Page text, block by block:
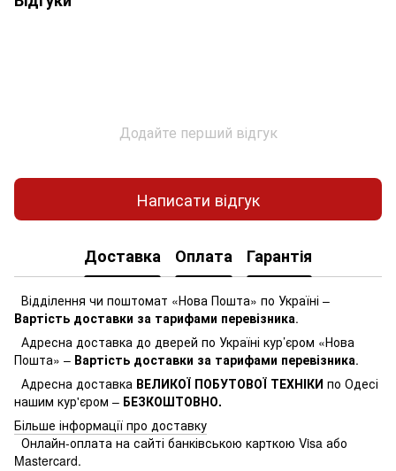
Додайте перший відгук
Написати відгук
Доставка Оплата Гарантія
Відділення чи поштомат «Нова Пошта» по Україні –
Вартість доставки за тарифами перевізника.
Адресна доставка до дверей по Україні кур’єром «Нова
Пошта» – Вартість доставки за тарифами перевізника.
Адресна доставка ВЕЛИКОЇ ПОБУТОВОЇ ТЕХНІКИ по Одесі
нашим кур'єром – БЕЗКОШТОВНО.
Більше інформації про доставку
Онлайн-оплата на сайті банківською карткою Visa або
Mastercard.